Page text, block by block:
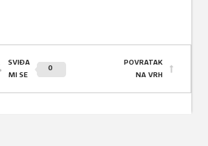
SVIĐA
MI SE
0
POVRATAK
NA VRH